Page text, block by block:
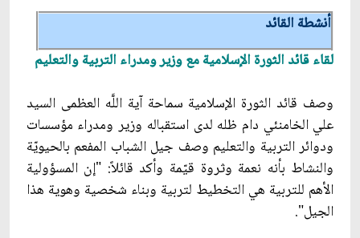
أنشطة القائد
لقاء قائد الثورة الإسلامية مع وزير ومدراء التربية والتعليم
وصف قائد الثورة الإسلامية سماحة آية اللَّه العظمى السيد
علي الخامنئي دام ظله لدى استقباله وزير ومدراء مؤسسات
ودوائر التربية والتعليم وصف جيل الشباب المفعم بالحيويّة
والنشاط بأنه نعمة وثروة قيّمة وأكد قائلاً: "إن المسؤولية
الأهم للتربية هي التخطيط لتربية وبناء شخصية وهوية هذا
الجيل".